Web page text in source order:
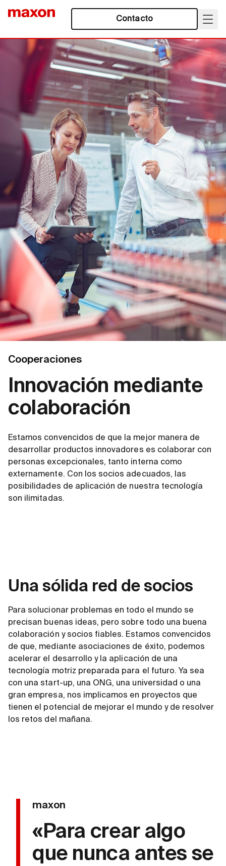
Contacto
Cooperaciones
Innovación mediante
colaboración
Estamos convencidos de que la mejor manera de
desarrollar productos innovadores es colaborar con
personas excepcionales, tanto interna como
externamente. Con los socios adecuados, las
posibilidades de aplicación de nuestra tecnología
son ilimitadas.
Una sólida red de socios
Para solucionar problemas en todo el mundo se
precisan buenas ideas, pero sobre todo una buena
colaboración y socios fiables. Estamos convencidos
de que, mediante asociaciones de éxito, podemos
acelerar el desarrollo y la aplicación de una
tecnología motriz preparada para el futuro. Ya sea
con una start-up, una ONG, una universidad o una
gran empresa, nos implicamos en proyectos que
tienen el potencial de mejorar el mundo y de resolver
los retos del mañana.
maxon
«Para crear algo
que nunca antes se